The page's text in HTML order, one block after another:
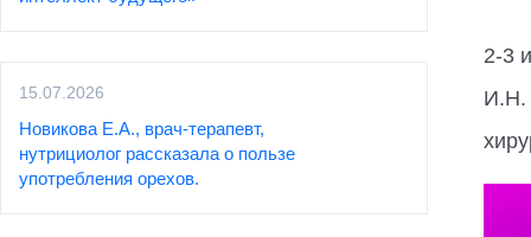
15.07.2026
Новикова Е.А., врач-терапевт,
нутрициолог рассказала о пользе
употребления орехов.
2-3
И.Н.